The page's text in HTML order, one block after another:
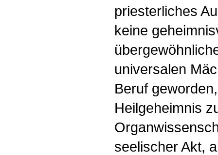
priesterliches
keine
universalen
Beruf
Heilgeheimnis
seelischer Akt,